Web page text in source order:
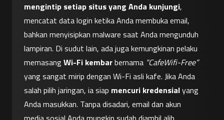
mengintip setiap situs yang Anda kunjungi,
mencatat data login ketika Anda membuka email,
bahkan menyisipkan malware saat Anda mengunduh
lampiran. Di sudut lain, ada juga kemungkinan pelaku
memasang Wi-Fi kembar bernama “CafeWifi-Free”
yang sangat mirip dengan Wi-Fi asli kafe. Jika Anda
salah pilih jaringan, ia siap mencuri kredensial yang
Anda masukkan. Tanpa disadari, email dan akun